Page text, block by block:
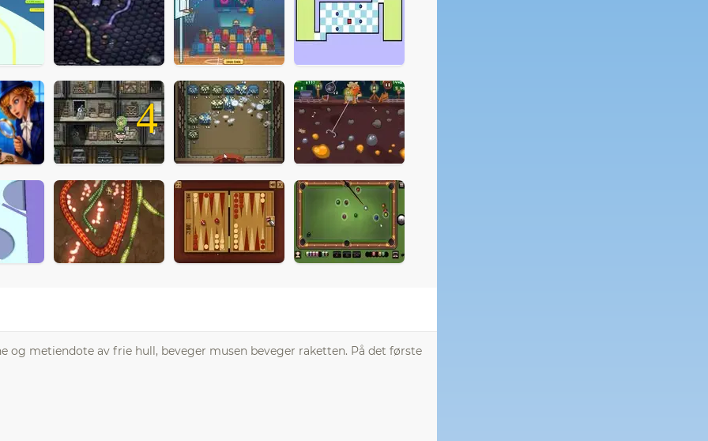
4
metiendote av frie hull, beveger musen beveger raketten. På det første